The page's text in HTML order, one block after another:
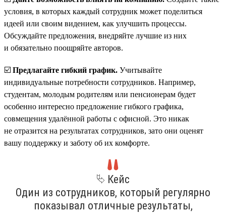
условия, в которых каждый сотрудник может поделиться
идеей или своим видением, как улучшить процессы.
Обсуждайте предложения, внедряйте лучшие из них
и обязательно поощряйте авторов.
☑️ Предлагайте гибкий график. Учитывайте
индивидуальные потребности сотрудников. Например,
студентам, молодым родителям или пенсионерам будет
особенно интересно предложение гибкого графика,
совмещения удалённой работы с офисной. Это никак
не отразится на результатах сотрудников, зато они оценят
вашу поддержку и заботу об их комфорте.
⮱ Кейс
Один из сотрудников, который регулярно
показывал отличные результаты,